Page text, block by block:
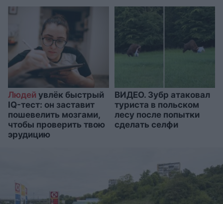
Людей увлёк быстрый
IQ-тест: он заставит
пошевелить мозгами,
чтобы проверить твою
эрудицию
ВИДЕО. Зубр атаковал
туриста в польском
лесу после попытки
сделать селфи